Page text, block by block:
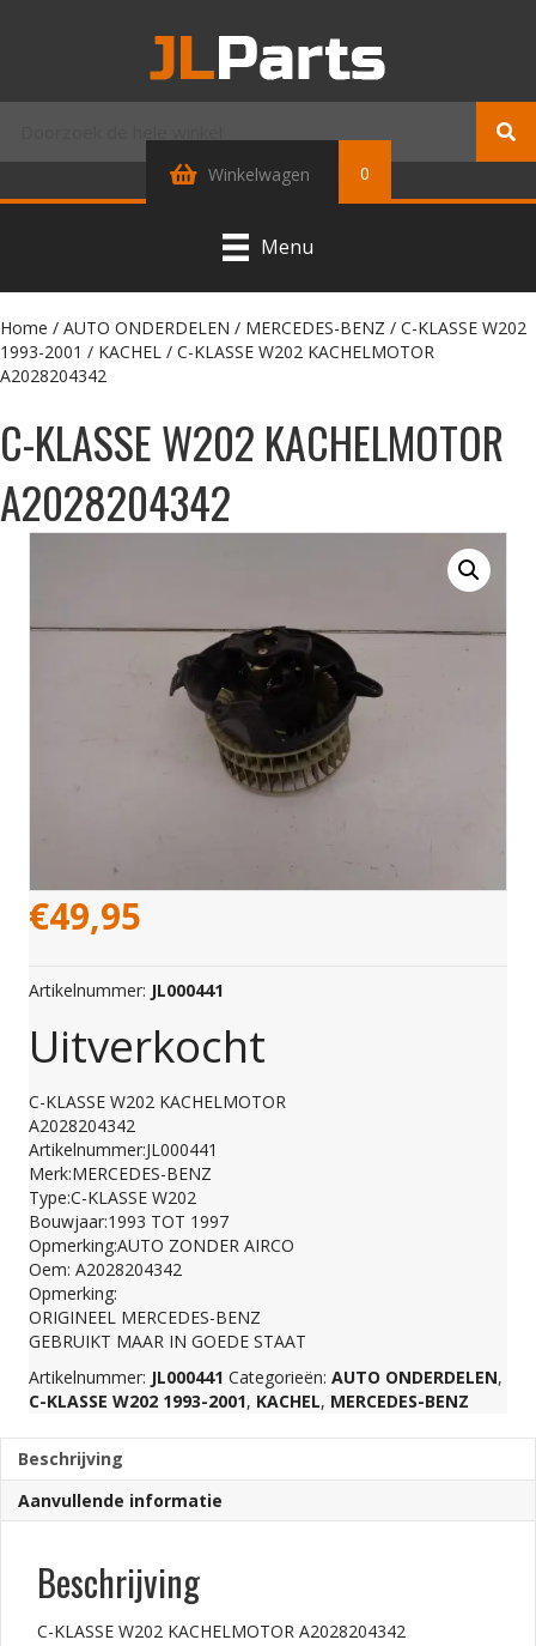
Winkelwagen 0
Menu
Home / AUTO ONDERDELEN / MERCEDES-BENZ / C-KLASSE W202
1993-2001 / KACHEL / C-KLASSE W202 KACHELMOTOR
A2028204342
C-KLASSE W202 KACHELMOTOR
A2028204342
€49,95
Artikelnummer: JL000441
Uitverkocht
C-KLASSE W202 KACHELMOTOR
A2028204342
Artikelnummer:JL000441
Merk:MERCEDES-BENZ
Type:C-KLASSE W202
Bouwjaar:1993 TOT 1997
Opmerking:AUTO ZONDER AIRCO
Oem: A2028204342
Opmerking:
ORIGINEEL MERCEDES-BENZ
GEBRUIKT MAAR IN GOEDE STAAT
Artikelnummer: JL000441 Categorieën: AUTO ONDERDELEN,
C-KLASSE W202 1993-2001, KACHEL, MERCEDES-BENZ
Beschrijving
Aanvullende informatie
Beschrijving
C-KLASSE W202 KACHELMOTOR A2028204342